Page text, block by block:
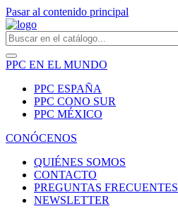
Pasar al contenido principal
PPC EN EL MUNDO
PPC ESPAÑA
PPC CONO SUR
PPC MÉXICO
CONÓCENOS
QUIÉNES SOMOS
CONTACTO
PREGUNTAS FRECUENTES
NEWSLETTER